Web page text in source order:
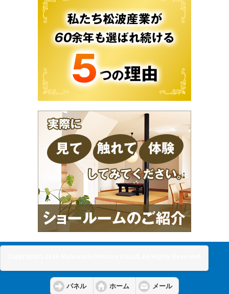
パネル ホーム メール